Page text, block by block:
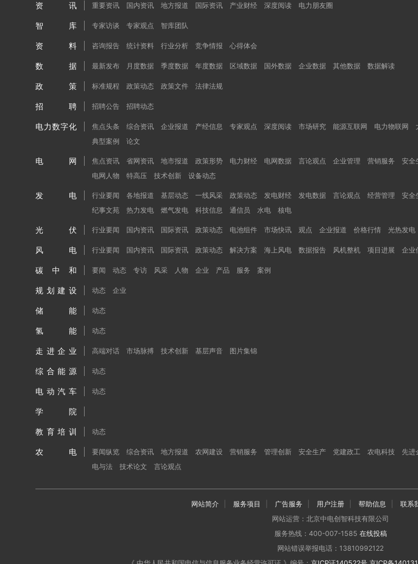
资讯 重要资讯 国内资讯 地方报道 国际资讯 产业财经 深度阅读 电力朋友圈
智库 专家访谈 专家观点 智库团队
资料 咨询报告 统计资料 行业分析 竞争情报 心得体会
数据 最新发布 月度数据 季度数据 年度数据 区域数据 国外数据 企业数据 其他数据 数据解读
政策 标准规程 政策动态 政策文件 法律法规
招聘 招聘公告 招聘动态
电力数字化 焦点头条 综合资讯 企业报道 产经信息 专家观点 深度阅读 市场研究 能源互联网 电力物联网
典型案例
论文
电网 焦点资讯 省网资讯 地市报道 政策形势 电力财经 电网数据 言论观点 企业管理 营销服务 安全
电网人物
特高压 技术创新 设备动态
发电 行业要闻 各地报道 基层动态 一线风采 政策动态 发电财经 发电数据 言论观点 经营管理 安全
纪事文苑
热力发电 燃气发电 科技信息 通信员 水电 核电
光伏 行业要闻 国内资讯 国际资讯 政策动态 电池组件 市场快讯 观点 企业报道 价格行情 光热发电
风电 行业要闻 国内资讯 国际资讯 政策动态 解决方案 海上风电 数据报告 风机整机 项目进展 企业
碳中和 要闻 动态 专访 风采 人物 企业 产品 服务 案例
规划建设 动态 企业
储能 动态
氢能 动态
走进企业 高端对话 市场脉搏 技术创新 基层声音 图片集锦
综合能源 动态
电动汽车 动态
学院
教育培训 动态
农电 要闻纵览 综合资讯 地方报道 农网建设 营销服务 管理创新 安全生产 党建政工 农电科技 先进
电与法
技术论文 言论观点
网站简介 服务项目 广告服务 用户注册 帮助信息 联系
网站运营：北京中电创智科技有限公司
服务热线：400-007-1585 在线投稿
网站错误举报电话：13810992122